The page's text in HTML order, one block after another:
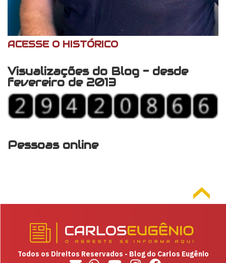
ACESSE O HISTÓRICO
Visualizações do Blog - desde
fevereiro de 2013
Pessoas online
Todos os Direitos Reservados - Blog do Carlos Eugênio